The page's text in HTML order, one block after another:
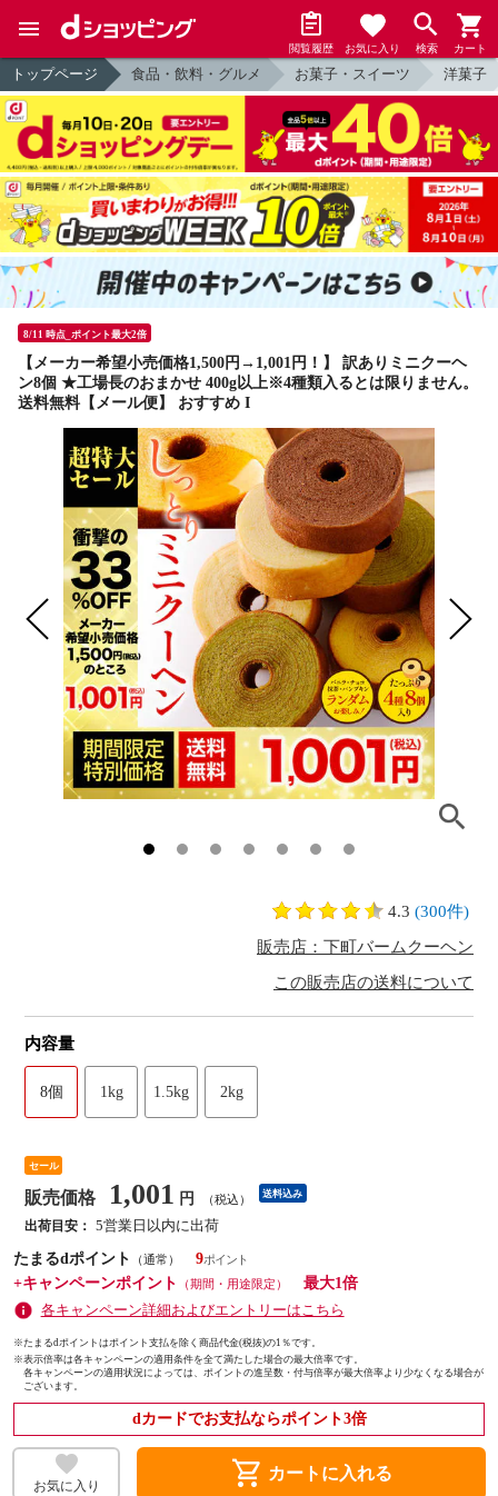
閲覧履歴 お気に入り 検索 カート
トップページ 食品・飲料・グルメ お菓子・スイーツ 洋菓子
8/11 時点_ポイント最大2倍
【メーカー希望小売価格1,500円→1,001円！】 訳ありミニクーヘ
ン8個 ★工場長のおまかせ 400g以上※4種類入るとは限りません。
送料無料【メール便】 おすすめ I
4.3 (300件)
販売店：下町バームクーヘン
この販売店の送料について
内容量
8個 1kg 1.5kg 2kg
セール
販売価格 1,001 円 （税込） 送料込み
出荷目安： 5営業日以内に出荷
たまるdポイント
（通常）
9
+キャンペーンポイント
（期間・用途限定）
最大1倍
各キャンペーン詳細およびエントリーはこちら
※たまるdポイントはポイント支払を除く商品代金(税抜)の1％です。
※表示倍率は各キャンペーンの適用条件を全て満たした場合の最大倍率です。
各キャンペーンの適用状況によっては、ポイントの進呈数・付与倍率が最大倍率より少なくなる場合が
ございます。
dカードでお支払ならポイント3倍
お気に入り shopping_cart カートに入れる